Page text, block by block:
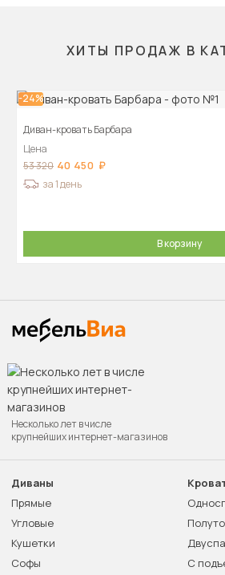
ХИТЫ ПРОДАЖ В
-24%
Диван-кровать Барбара
Цена
53 320 40 450
за 1 день
В корзину
Несколько лет в числе
крупнейших интернет-магазинов
Диваны
Прямые
Угловые
Кушетки
Софы
С